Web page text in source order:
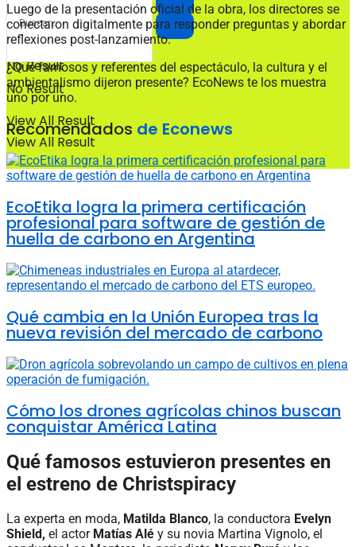
No Result
View All Result
No Result
View All Result
Luego de la presentación oficial de la obra, los directores se
conectaron digitalmente para responder preguntas y abordar
reflexiones post-lanzamiento.
¿Qué famosos y referentes del espectáculo, la cultura y el
ambientalismo dijeron presente? EcoNews te los muestra
uno por uno.
Recomendados de Econews
EcoEtika logra la primera certificación
profesional para software de gestión de
huella de carbono en Argentina
Qué cambia en la Unión Europea tras la
nueva revisión del mercado de carbono
Cómo los drones agrícolas chinos buscan
conquistar América Latina
Qué famosos estuvieron presentes en
el estreno de Christspiracy
La experta en moda, Matilda Blanco, la conductora Evelyn
Shield, el actor Matías Alé y su novia Martina Vignolo, el